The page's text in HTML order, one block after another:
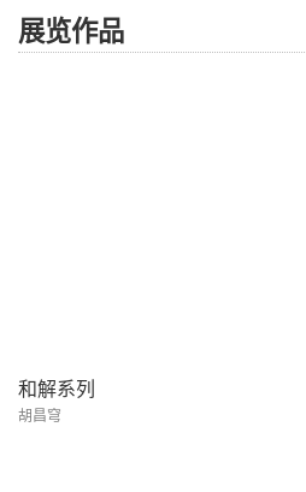
展览作品
和解系列
胡昌穹